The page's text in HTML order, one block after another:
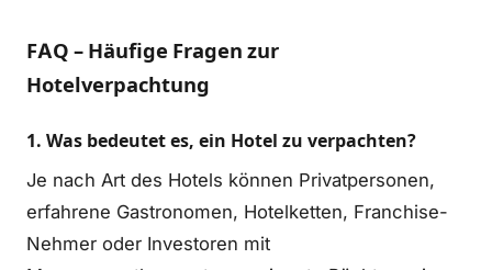
FAQ – Häufige Fragen zur
Hotelverpachtung
1. Was bedeutet es, ein Hotel zu verpachten?
Je nach Art des Hotels können Privatpersonen,
erfahrene Gastronomen, Hotelketten, Franchise-
Nehmer oder Investoren mit